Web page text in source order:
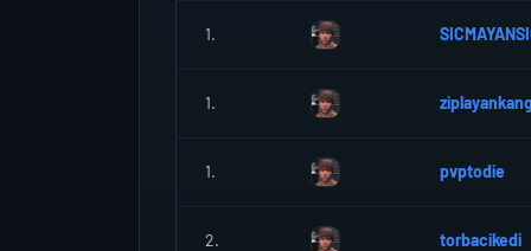
1.
1.
1. pvptodie
2. torbacikedi